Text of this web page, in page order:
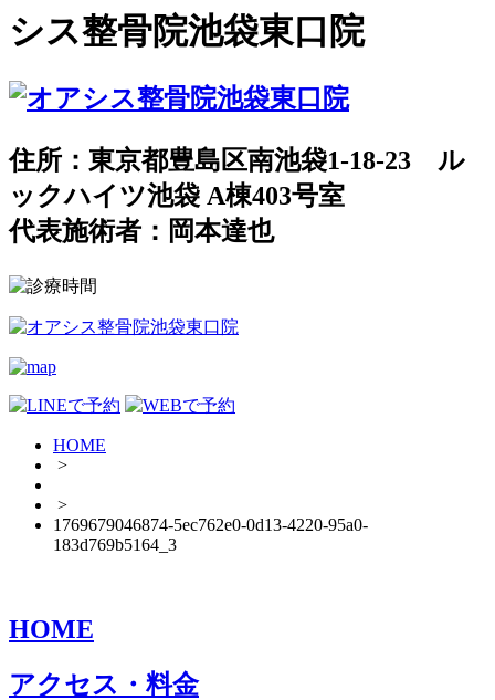
シス整骨院池袋東口院
住所：東京都豊島区南池袋1-18-23 ル
ックハイツ池袋 A棟403号室
代表施術者：岡本達也
HOME
>
>
1769679046874-5ec762e0-0d13-4220-95a0-
183d769b5164_3
HOME
アクセス・料金